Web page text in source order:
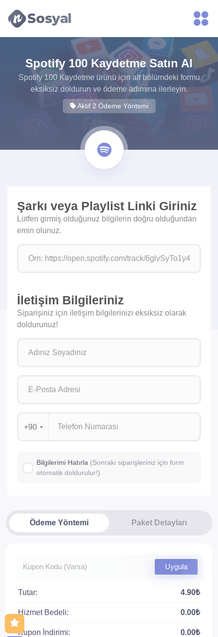
zenededeneme
vonbonusu
yarrak
Spotify 100 Kaydetme Satın Al
Spotify 100 Kaydetme ürünü için alt bölümdeki formu
eksiksiz doldurun ve ödeme adımına ilerleyin.
Aktif 2 Ödeme Yöntemi
Şarkı veya Playlist Linki Giriniz
Lütfen girmiş olduğunuz bilgilerin doğru olduğundan
emin olunuz.
İletişim Bilgileriniz
Siparişiniz için iletişim bilgilerinizi eksiksiz olarak
doldurunuz!
+90
Bilgilerimi Hatırla (Sonraki siparişleriniz için form
otomatik doldurulur!)
Ödeme Yöntemi Paket Detayları
Uygula
Tutar: 4.90₺
Hizmet Bedeli: 0.00₺
Kupon İndirimi: 0.00₺